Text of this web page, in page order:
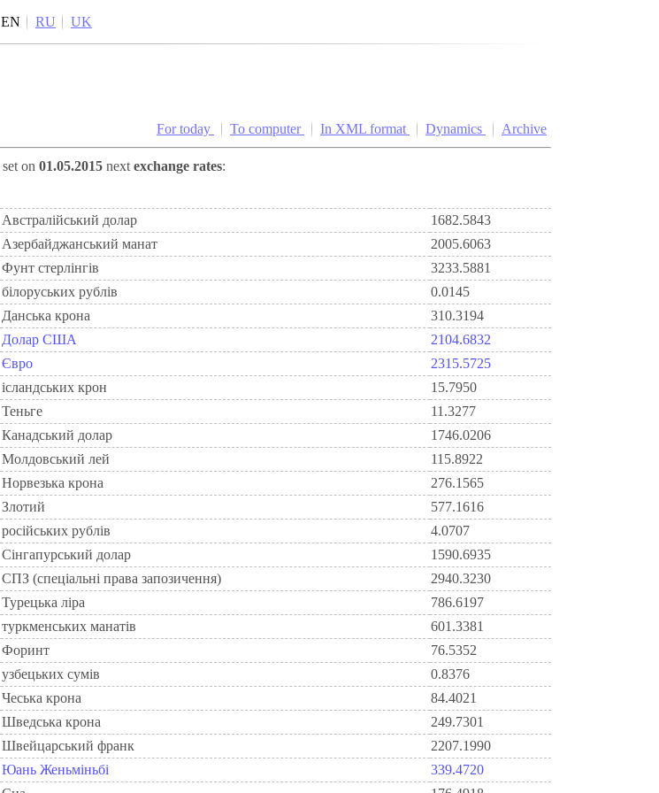
EN RU UK
For today To computer In XML format Dynamics Archive
set on 01.05.2015 next exchange rates:
Австралійський долар
1682.5843
Азербайджанський манат
2005.6063
Фунт стерлінгів
3233.5881
білоруських рублів
0.0145
Данська крона
310.3194
Долар США
2104.6832
Євро
2315.5725
ісландських крон
15.7950
Теньге
11.3277
Канадський долар
1746.0206
Молдовський лей
115.8922
Норвезька крона
276.1565
Злотий
577.1616
російських рублів
4.0707
Сінгапурський долар
1590.6935
СПЗ (спеціальні права запозичення)
2940.3230
Турецька ліра
786.6197
туркменських манатів
601.3381
Форинт
76.5352
узбецьких сумів
0.8376
Чеська крона
84.4021
Шведська крона
249.7301
Швейцарський франк
2207.1990
Юань Женьміньбі
339.4720